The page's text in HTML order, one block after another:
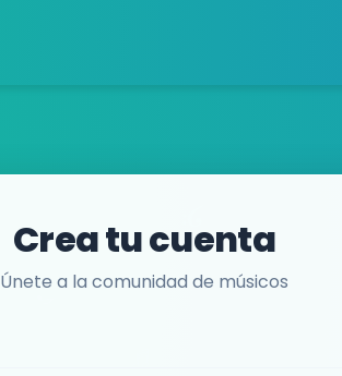
Crea tu cuenta
Únete a la comunidad de músicos